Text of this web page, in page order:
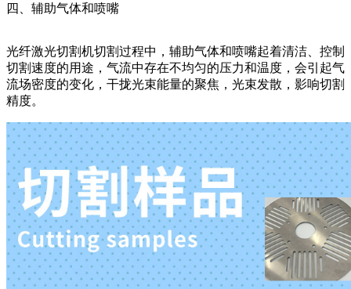
四、辅助气体和喷嘴
光纤激光切割机切割过程中，辅助气体和喷嘴起着清洁、控制
切割速度的用途，气流中存在不均匀的压力和温度，会引起气
流场密度的变化，干拢光束能量的聚焦，光束发散，影响切割
精度。